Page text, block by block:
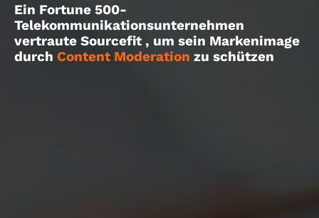
Ein Fortune 500-
Telekommunikationsunternehmen
vertraute Sourcefit , um sein Markenimage
durch Content Moderation zu schützen